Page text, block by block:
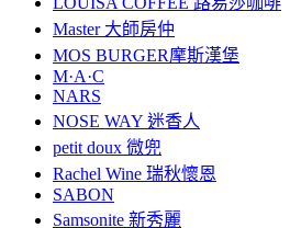
Master 大師房仲
MOS BURGER摩斯漢堡
M·A·C
NARS
NOSE WAY 迷香人
petit doux 微兜
Rachel Wine 瑞秋懷恩
SABON
Samsonite 新秀麗